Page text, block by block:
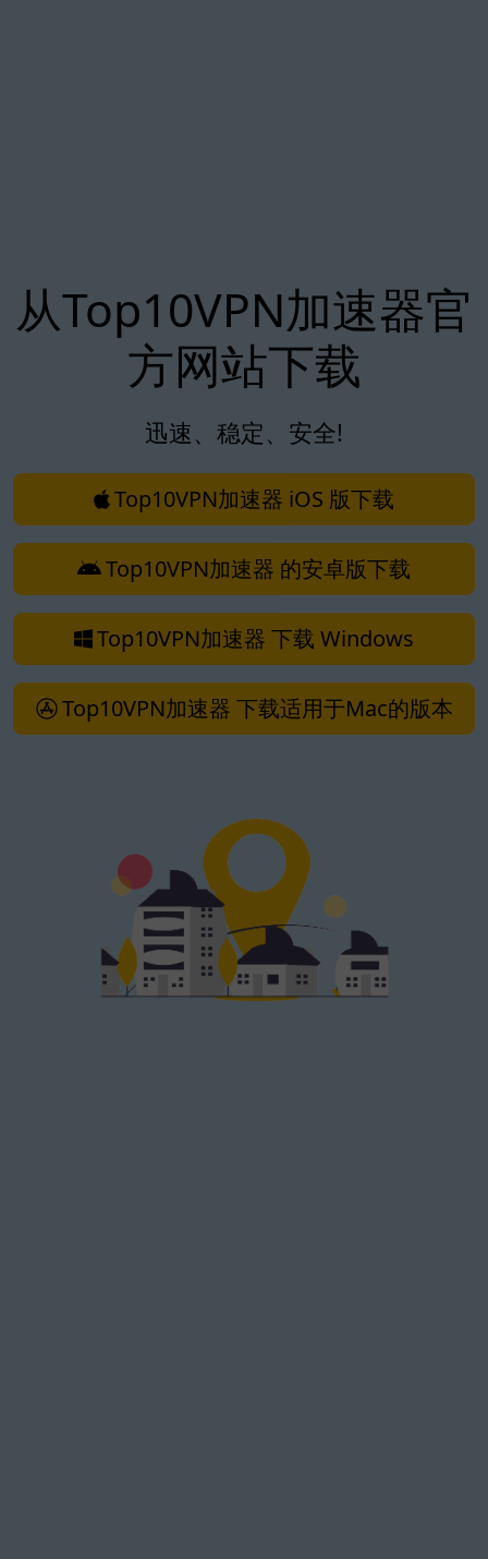
从Top10VPN加速器官
方网站下载
迅速、稳定、安全!
Top10VPN加速器 iOS 版下载
Top10VPN加速器 的安卓版下载
Top10VPN加速器 下载 Windows
Top10VPN加速器 下载适用于Mac的版本